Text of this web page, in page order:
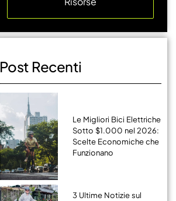
Post Recenti
Le Migliori Bici Elettriche
Sotto $1.000 nel 2026:
Scelte Economiche che
Funzionano
3 Ultime Notizie sul